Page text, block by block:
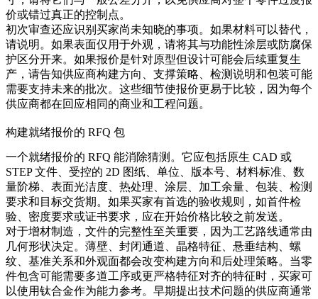
价或错过真正的控制点。
初次审查还应识别买家尚未知晓的事项。如果材料可以替代，
请说明。如果表面仅用于外观，请将其与功能性涂层或防腐保
护区分开来。如果报价是针对原型但设计可能会后续重复生
产，请告知供应商构建方向、支撑策略、检测说明和包装可能
需要支持未来的批次。这些细节使报价更易于比较，因为每个
供应商都在回应相同的商业和工程问题。
构建就绪报价的 RFQ 包
一个就绪报价的 RFQ 能消除猜测。它应包括原生 CAD 或
STEP 文件、受控的 2D 图纸、单位、版本号、材料标准、数
量阶梯、表面光洁度、热处理、涂层、加工余量、包装、检测
要求和目标交货期。如果买家有首选的验收规则，如首件检
验、密度要求或证书要求，应在开始价格比较之前发送。
对于增材制造，文件的完整性至关重要，因为工艺路线通常由
几何形状决定。薄壁、封闭通道、晶格特征、悬垂结构、螺
纹、基准关系和外观面都会改变构建方向和后处理策略。当零
件包含可能需要多道工序或更严格特征对齐的特征时，买家可
以使用钛合金作为能力参考。早期提出技术问题的供应商通常